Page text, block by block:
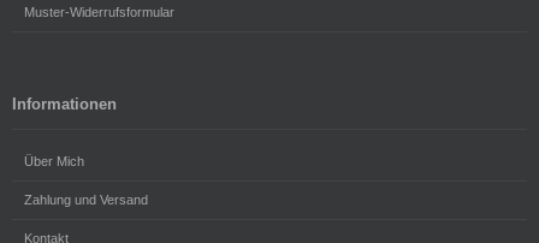
Muster-Widerrufsformular
Informationen
Über Mich
Zahlung und Versand
Kontakt